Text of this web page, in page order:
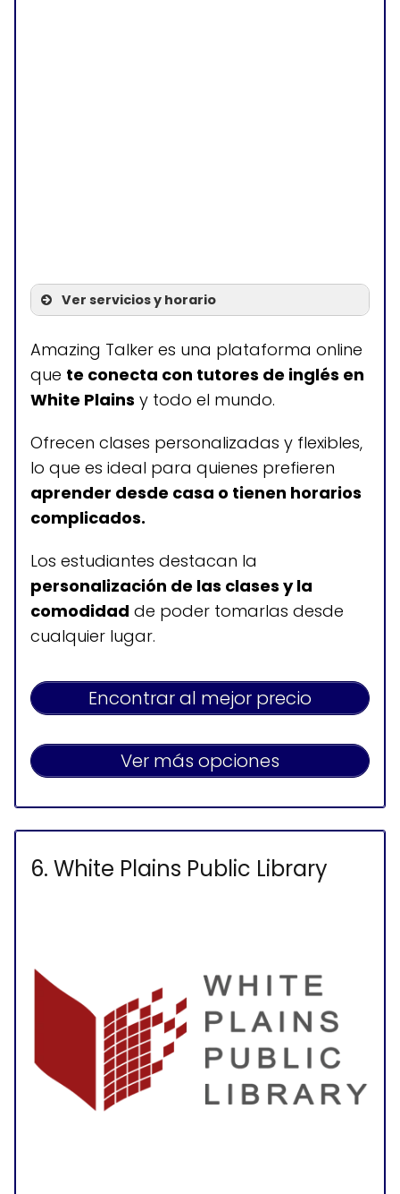
Ver servicios y horario
Servicios
Clases de inglés
personalizadas
Horario de atención
Depende del profesor
Amazing Talker es una plataforma online
que te conecta con tutores de inglés en
White Plains y todo el mundo.
Ofrecen clases personalizadas y flexibles,
lo que es ideal para quienes prefieren
aprender desde casa o tienen horarios
complicados.
Los estudiantes destacan la
personalización de las clases y la
comodidad de poder tomarlas desde
cualquier lugar.
Encontrar al mejor precio
Ver más opciones
6. White Plains Public Library